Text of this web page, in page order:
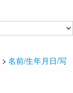
> 名前/生年月日/写